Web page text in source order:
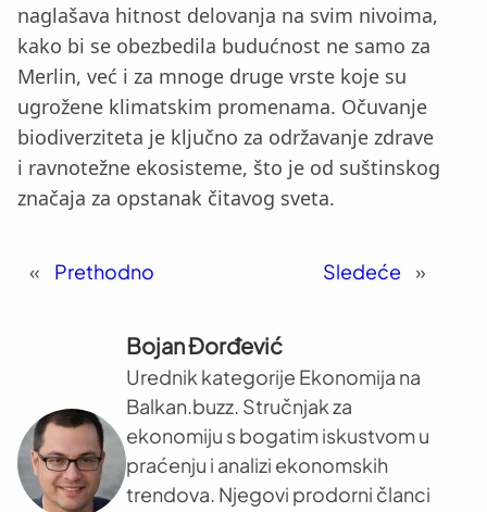
naglašava hitnost delovanja na svim nivoima,
kako bi se obezbedila budućnost ne samo za
Merlin, već i za mnoge druge vrste koje su
ugrožene klimatskim promenama. Očuvanje
biodiverziteta je ključno za održavanje zdrave
i ravnotežne ekosisteme, što je od suštinskog
značaja za opstanak čitavog sveta.
« Prethodno Sledeće »
Bojan Đorđević
Urednik kategorije Ekonomija na
Balkan.buzz. Stručnjak za
ekonomiju s bogatim iskustvom u
praćenju i analizi ekonomskih
trendova. Njegovi prodorni članci